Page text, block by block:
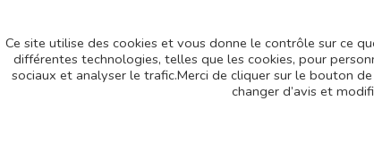
publique territoriale de la Somme Télécharger
aux communes 2026-2028
Ce site utilise des cookies et vous donne le contrôle sur ce
différentes technologies, telles que les cookies, pour
sociaux et analyser le trafic.Merci de cliquer sur le bouton
changer d’avis et